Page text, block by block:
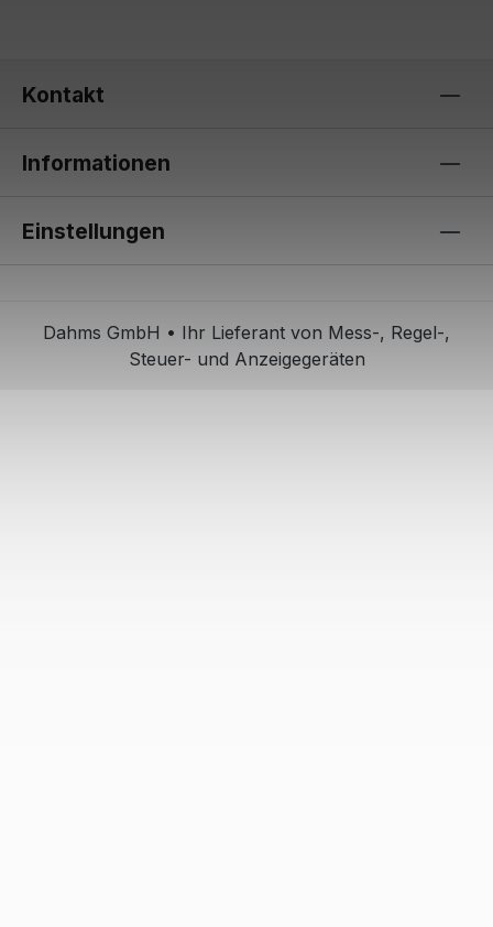
Kontakt
Informationen
Einstellungen
Dahms GmbH • Ihr Lieferant von Mess-, Regel-,
Steuer- und Anzeigegeräten